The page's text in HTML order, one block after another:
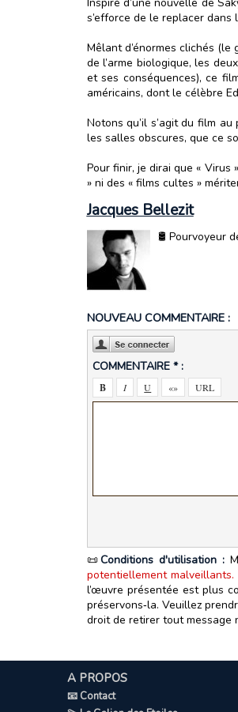
s’efforce de le replacer dans
Mêlant d’énormes clichés
de l’arme biologique, les
et ses conséquences), ce
américains, dont le célèbre
Notons qu’il s’agit du film
les salles obscures, que ce
Pour finir, je dirai que « Virus
» ni des « films cultes »
Jacques Bellezit
🛢️ Pourvoyeur
NOUVEAU COMMENTAIRE :
COMMENTAIRE * :
📜Conditions d'utilisation :
potentiellement malveillants.
l’œuvre présentée est plus
préservons‑la. Veuillez
droit de retirer tout message
A PROPOS
📧 Contact